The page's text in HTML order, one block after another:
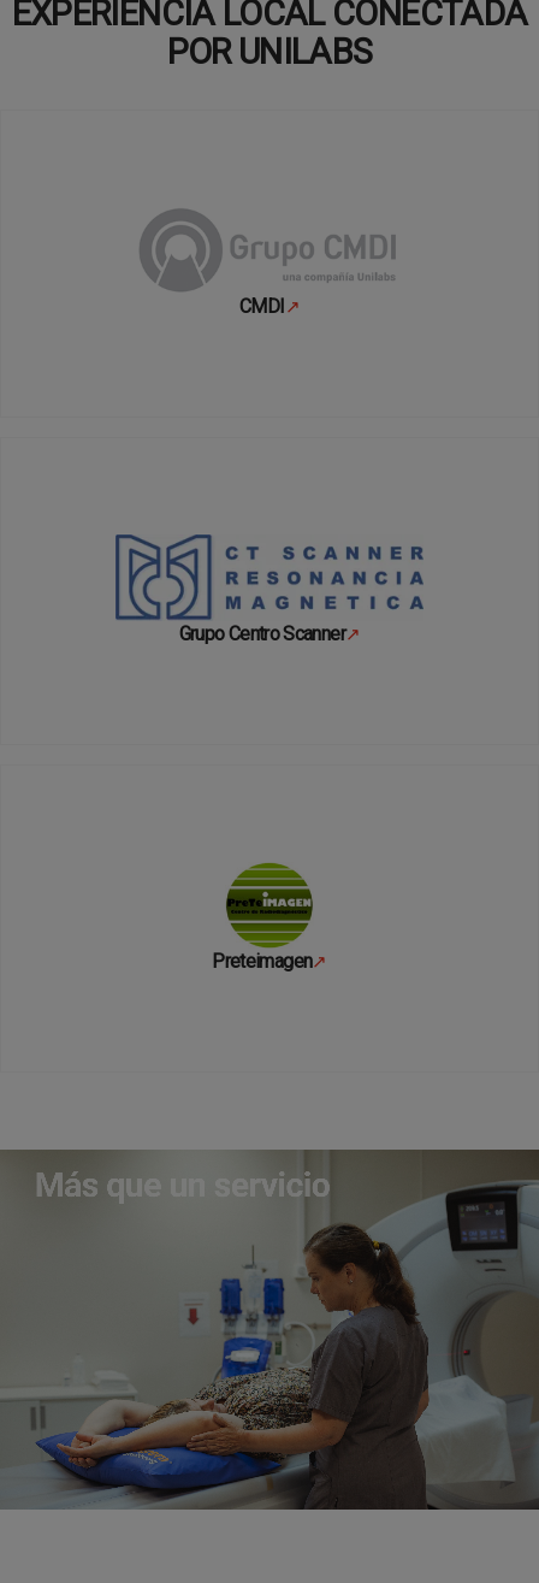
EXPERIENCIA LOCAL CONECTADA
POR UNILABS
CMDI↗
Se abre en una pestaña nueva
Grupo Centro Scanner↗
Se abre en una pestaña nueva
Preteimagen↗
Se abre en una pestaña nueva